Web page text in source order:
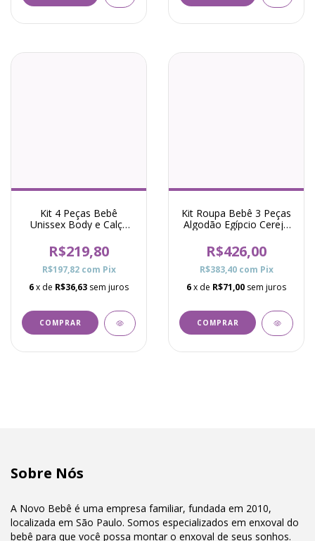
Kit 4 Peças Bebê
Unissex Body e Calça
R$219,80
R$197,82 com Pix
6x de R$36,63 sem juros
COMPRAR
Kit Roupa Bebê 3 Peças
Algodão Egípcio Cereja
R$426,00
R$383,40 com Pix
6x de R$71,00 sem juros
COMPRAR
Sobre Nós
A Novo Bebê é uma empresa familiar, fundada em 2010,
localizada em São Paulo. Somos especializados em enxoval do
bebê para que você possa montar o enxoval de seus sonhos.